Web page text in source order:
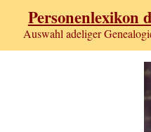
Personenlexikon
Auswahl adeliger